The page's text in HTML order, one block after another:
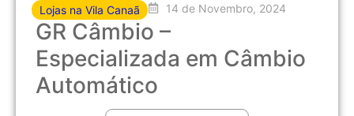
Lojas na Vila Canaã 14 de Novembro, 2024
GR Câmbio –
Especializada em Câmbio
Automático